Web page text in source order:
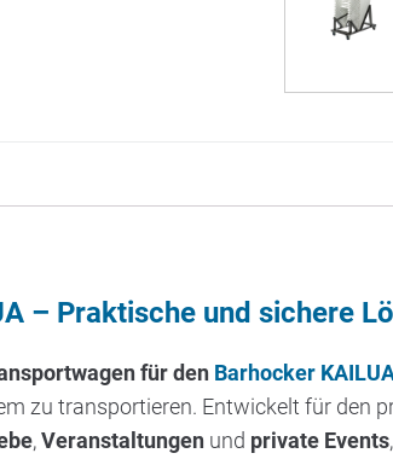
– Praktische und sichere
für den Barhocker
zu transportieren. Entwickelt für den
,Veranstaltungen und private Events